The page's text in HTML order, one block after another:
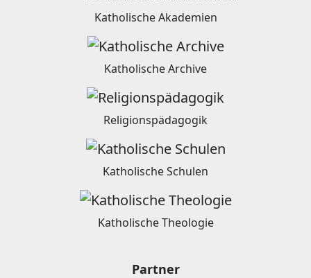
Katholische Akademien
Katholische Archive
Religionspädagogik
Katholische Schulen
Katholische Theologie
Partner